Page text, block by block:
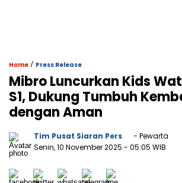
Home / Press Release
Mibro Luncurkan Kids
S1, Dukung Tumbuh
dengan Aman
Tim Pusat Siaran Pers
- Pewarta
Senin, 10 November 2025 - 05:05 WIB